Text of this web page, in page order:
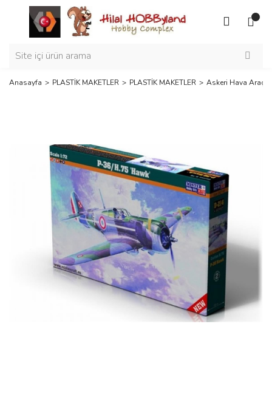
Anasayfa PLASTİK MAKETLER PLASTİK MAKETLER Askeri Hava